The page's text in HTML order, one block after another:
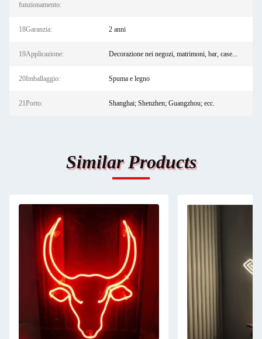
funzionamento:
18Garanzia: 2 anni
19Applicazione: Decorazione nei negozi, matrimoni, bar, case...
20Imballaggio: Spuma e legno
21Porto: Shanghai; Shenzhen; Guangzhou; ecc.
Similar Products